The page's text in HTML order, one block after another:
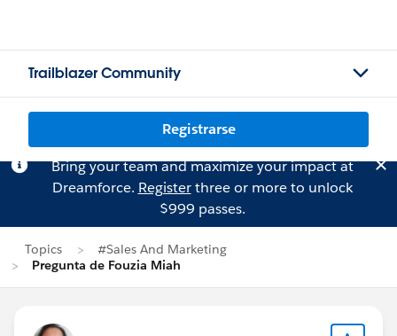
Trailblazer Community
Registrarse
Bring your team and maximize your impact at
Dreamforce. Registerthree or more to unlock
$999 passes.
Topics
#Sales And Marketing
Pregunta de Fouzia Miah